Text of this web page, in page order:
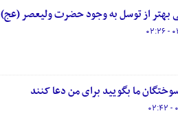
بهتر از توسل به وجود حضرت ولیعصر
ما بگویید برای من دعا کنند